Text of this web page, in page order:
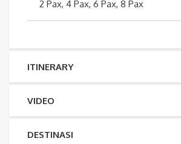
2 Pax, 4 Pax, 6 Pax, 8 Pax
ITINERARY
VIDEO
DESTINASI